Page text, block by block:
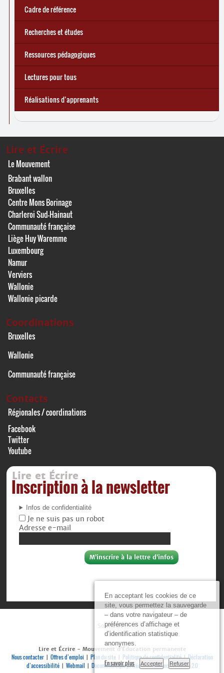
En acceptant les cookies de ce
site, vous permettez la sauvegarde
– dans votre navigateur – de
préférences d’affichage et
d’identification statistique
anonymes.
En savoir plus Accepter Refuser
Cadre de référence
Recherches et études
Ressources pédagogiques
Lectures pour tous
Réalisations d’apprenants
Lire et Écrire
Le Mouvement
Brabant wallon
Bruxelles
Centre Mons Borinage
Charleroi Sud-Hainaut
Communauté française
Liège Huy Waremme
Luxembourg
Namur
Verviers
Wallonie
Wallonie picarde
Coordinations
Bruxelles
Wallonie
Communauté française
Contacts
Régionales / coordinations
Facebook
Twitter
Youtube
Lire et Écrire
Inscription à la newsletter
Infos de confidentialité
Je ne suis pas un robot
Adresse e-mail
Soutiens :
Lire et Écrire - Mouvement d’Éducation permanente
Nous contacter| Offres d’emploi Plan du site| Politique de confidentialité|Déclaration
d’accessibilité| Webmail Documenthèque privée|Se connecter|RSS 2.0